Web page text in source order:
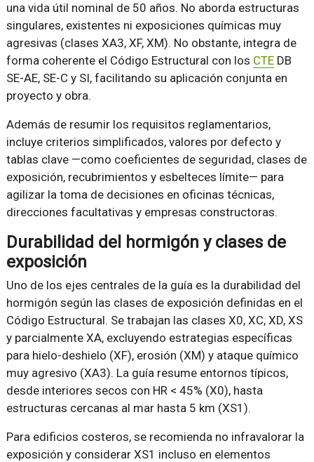
una vida útil nominal de 50 años. No aborda estructuras
singulares, existentes ni exposiciones químicas muy
agresivas (clases XA3, XF, XM). No obstante, integra de
forma coherente el Código Estructural con los CTEDB
SE-AE, SE-C y SI, facilitando su aplicación conjunta en
proyecto y obra.
Además de resumir los requisitos reglamentarios,
incluye criterios simplificados, valores por defecto y
tablas clave —como coeficientes de seguridad, clases de
exposición, recubrimientos y esbelteces límite— para
agilizar la toma de decisiones en oficinas técnicas,
direcciones facultativas y empresas constructoras.
Durabilidad del hormigón y clases de
exposición
Uno de los ejes centrales de la guía es la durabilidad del
hormigón según las clases de exposición definidas en el
Código Estructural. Se trabajan las clases X0, XC, XD, XS
y parcialmente XA, excluyendo estrategias específicas
para hielo-deshielo (XF), erosión (XM) y ataque químico
muy agresivo (XA3). La guía resume entornos típicos,
desde interiores secos con HR < 45% (X0), hasta
estructuras cercanas al mar hasta 5 km (XS1).
Para edificios costeros, se recomienda no infravalorar la
exposición y considerar XS1 incluso en elementos